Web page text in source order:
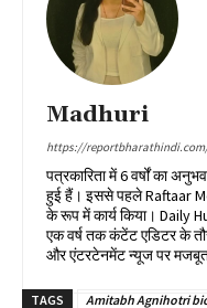
Madhuri
https://
पत्रकारिता में 6 वर्षों का
हुई हैं। इससे पहले Raftaar
के रूप में कार्य किया। Daily
एक वर्ष तक कंटेंट एडिटर के
और एंटरटेनमेंट न्यूज पर
TAGS Amitabh Agnihotri